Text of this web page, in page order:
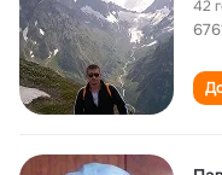
42